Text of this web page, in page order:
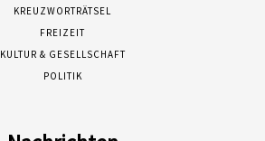
KREUZWORTRÄTSEL
FREIZEIT
KULTUR & GESELLSCHAFT
POLITIK